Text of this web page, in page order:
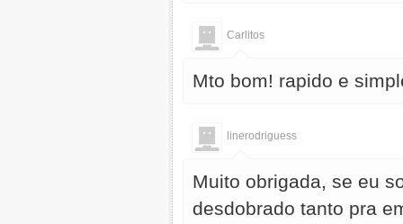
Carlitos
Mto bom! rapido e
linerodriguess
Muito obrigada, se eu
desdobrado tanto pra